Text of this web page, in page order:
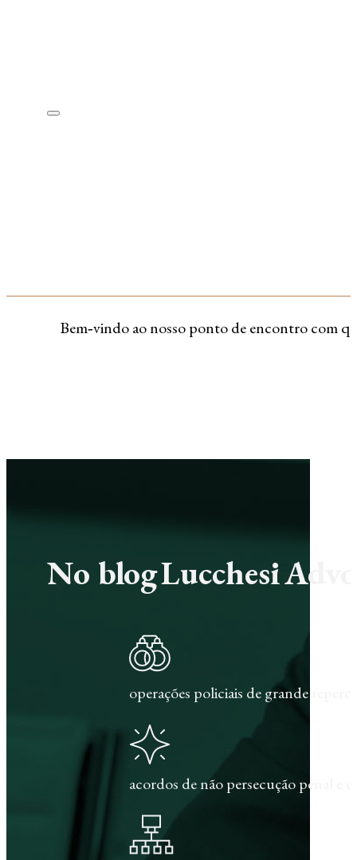
Bem‑vindo ao nosso ponto de encontro com
No blog Lucchesi
operações policiais de grande
acordos de não persecução penal e